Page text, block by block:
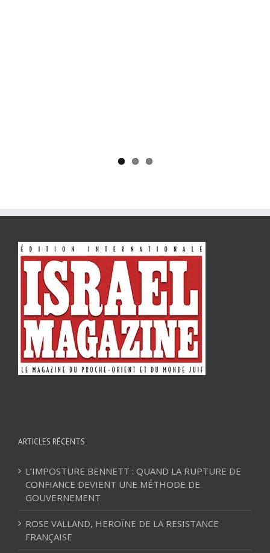
ARTICLES RÉCENTS
L’IMPOSTURE BENNETT : QUAND LA RUPTURE DE
CONFIANCE DEVIENT UNE MÉTHODE DE
GOUVERNEMENT
ROSE VALLAND, HEROÏNE DE LA RESISTANCE
FRANÇAISE